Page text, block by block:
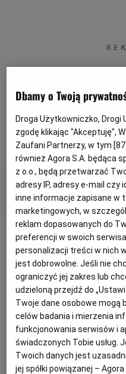
Otrzymuj wiadomości z
spełniającymi wybrane
Kat: Przetargi
Dbamy o Twoją
Droga Użytkowniczko,
zgodę klikając "Akceptuję",
Zaufani Partnerzy, w tym [
również Agora S.A. będąca
z o.o., będą przetwarzać
adresy IP, adresy e-mail czy
inne informacje zapisane w
marketingowych, w
reklam dopasowanych do
preferencji w swoich
personalizacji treści w nich
jest dobrowolne. Jeśli nie
ograniczyć jej zakres lub
udzieloną przejdź do
Twoje dane osobowe mogą
celów badania i mierzenia
funkcjonowania serwisów i
świadczonych Tobie usług.
Twoich danych jest
jej spółki powiązanej –